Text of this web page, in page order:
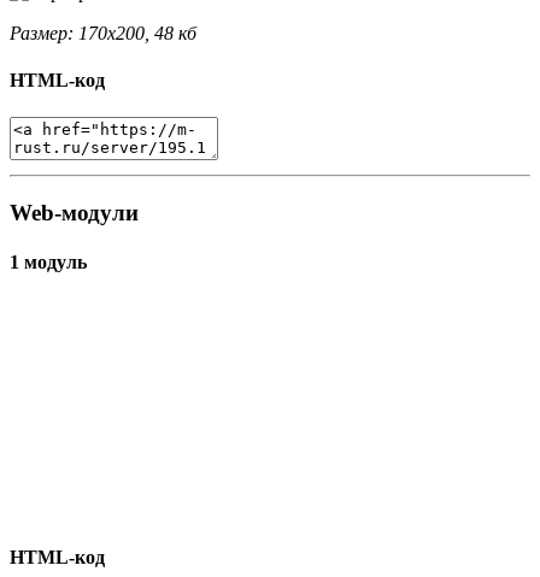
Размер: 170x200, 48 кб
HTML-код
Web-модули
1 модуль
HTML-код